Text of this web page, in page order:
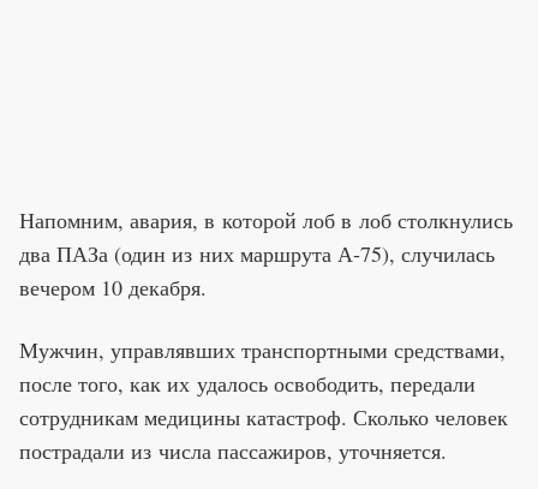
Напомним, авария, в которой лоб в лоб столкнулись
два ПАЗа (один из них маршрута А-75), случилась
вечером 10 декабря.
Мужчин, управлявших транспортными средствами,
после того, как их удалось освободить, передали
сотрудникам медицины катастроф. Сколько человек
пострадали из числа пассажиров, уточняется.